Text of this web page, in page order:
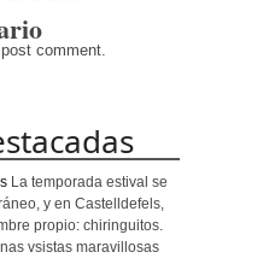
Mezquitas”
comment.
La temporada estival se
y en Castelldefels,
propio: chiringuitos.
vsistas maravillosas